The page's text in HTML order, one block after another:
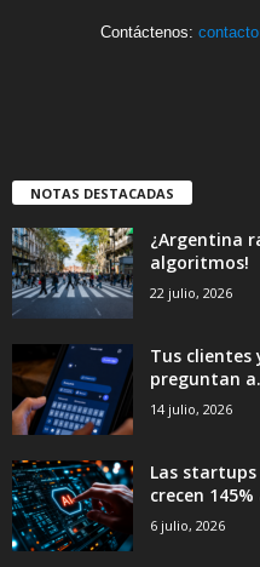
Contáctenos:
NOTAS DESTACADAS
¿Argentina
algoritmos!
22 julio, 2026
Tus clientes
preguntan
14 julio, 2026
Las startups
crecen 145%
6 julio, 2026